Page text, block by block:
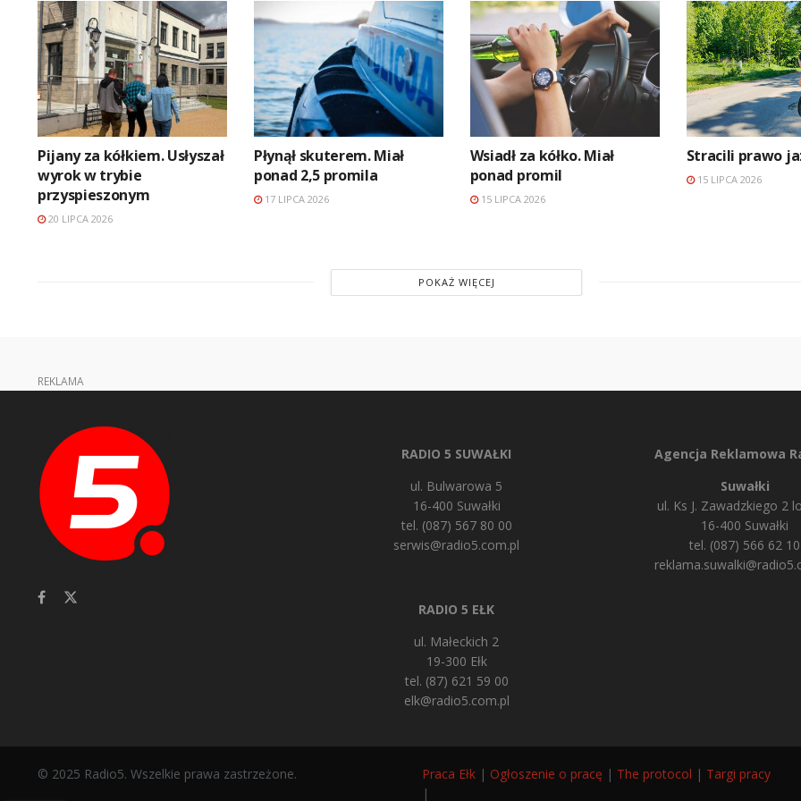
Pijany za kółkiem. Usłyszał
wyrok w trybie
przyspieszonym
20 LIPCA 2026
Płynął skuterem. Miał
ponad 2,5 promila
17 LIPCA 2026
Wsiadł za kółko. Miał
ponad promil
15 LIPCA 2026
Stracili prawo
15 LIPCA 2026
POKAŻ WIĘCEJ
REKLAMA
RADIO 5 SUWAŁKI
ul. Bulwarowa 5
16-400 Suwałki
tel. (087) 567 80 00
serwis@radio5.com.pl
RADIO 5 EŁK
ul. Małeckich 2
19-300 Ełk
tel. (87) 621 59 00
elk@radio5.com.pl
Agencja Reklamowa
Suwałki
ul. Ks J. Zawadzkiego 2
16-400 Suwałki
tel. (087) 566 62 10
© 2025 Radio5. Wszelkie prawa zastrzeżone. Praca Ełk | Ogłoszenie o pracę | The protocol | Targi pracy
|